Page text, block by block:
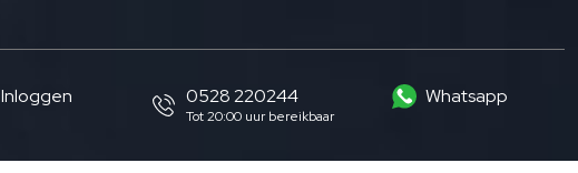
Whatsapp
0528 220244
Tot 20:00 uur bereikbaar
Inloggen